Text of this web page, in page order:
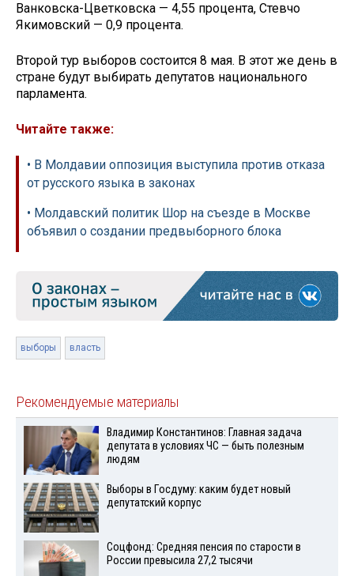
Ванковска-Цветковска — 4,55 процента, Стевчо
Якимовский — 0,9 процента.
Второй тур выборов состоится 8 мая. В этот же день в
стране будут выбирать депутатов национального
парламента.
Читайте также:
• В Молдавии оппозиция выступила против отказа
от русского языка в законах
• Молдавский политик Шор на съезде в Москве
объявил о создании предвыборного блока
выборы власть
Рекомендуемые материалы
Владимир Константинов: Главная задача
депутата в условиях ЧС — быть полезным
людям
Выборы в Госдуму: каким будет новый
депутатский корпус
Соцфонд: Средняя пенсия по старости в
России превысила 27,2 тысячи